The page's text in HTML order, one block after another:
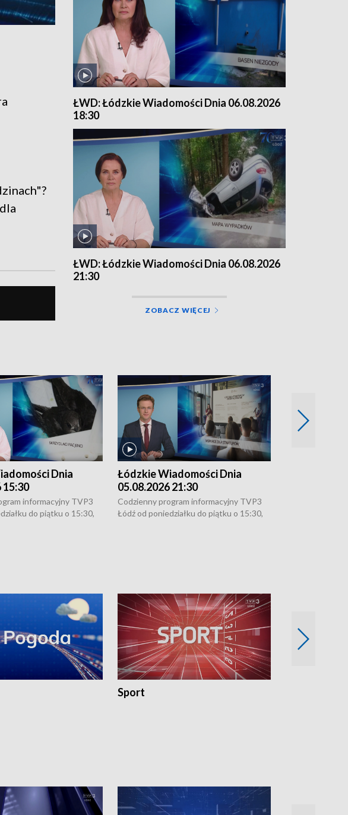
ŁWD: Łódzkie Wiadomości Dnia 06.08.2026
18:30
ŁWD: Łódzkie Wiadomości Dnia 06.08.2026
21:30
ZOBACZ WIĘCEJ
Dnia
15:30
informacyjny TVP3
do piątku o 15:30,
Łódzkie Wiadomości Dnia
05.08.2026 21:30
Codzienny program informacyjny TVP3
Łódź od poniedziałku do piątku o 15:30,
Sport